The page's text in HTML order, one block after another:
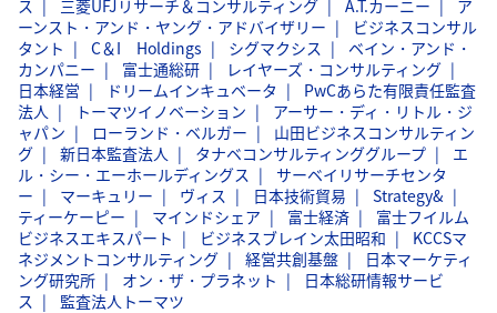
ス
三菱UFJリサーチ＆コンサルティング A.T.カーニー
ア
ーンスト・アンド・ヤング・アドバイザリー
ビジネスコンサル
タント
C＆I Holdings シグマクシス
ベイン・アンド・
カンパニー
富士通総研
レイヤーズ・コンサルティング
日本経営
ドリームインキュベータ
PwCあらた有限責任監査
法人
トーマツイノベーション
アーサー・ディ・リトル・ジ
ャパン
ローランド・ベルガー
山田ビジネスコンサルティン
グ
新日本監査法人 タナベコンサルティンググループ
エ
ル・シー・エーホールディングス
サーベイリサーチセンタ
ー
マーキュリー ヴィス 日本技術貿易
Strategy&
ティーケーピー
マインドシェア 富士経済
富士フイルム
ビジネスエキスパート
ビジネスブレイン太田昭和
KCCSマ
ネジメントコンサルティング
経営共創基盤
日本マーケティ
ング研究所
オン・ザ・プラネット
日本総研情報サービ
ス
監査法人トーマツ